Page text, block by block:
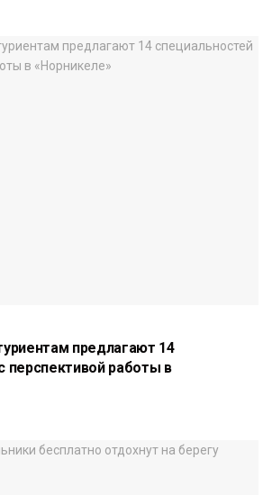
предлагают 14
перспективой работы в